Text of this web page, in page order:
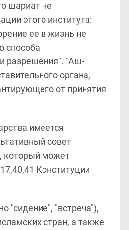
шариат не
этого института:
ее в жизнь не
способа
разрешения". "Аш-
органа,
от принятия
имеется
совет
который может
Конституции
"сидение", "встреча"),
стран, а также